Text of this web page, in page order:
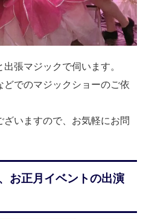
張マジックで伺います。
でのマジックショーのご依
いますので、お気軽にお問
お正月イベントの出演